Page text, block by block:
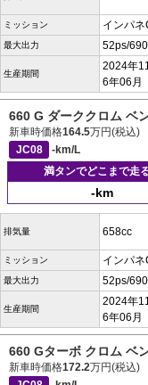
ミッション インパネ
最大出力 52ps/
生産期間
2024年
6年06月
660 G ダーククロム ベ
新車時価格164.5万円(税込)
JC08
-km/L
満タンでどこまで走
-km
排気量 658cc
ミッション インパネ
最大出力 52ps/
生産期間
2024年
6年06月
660 Gターボ クロム ベ
新車時価格172.2万円(税込)